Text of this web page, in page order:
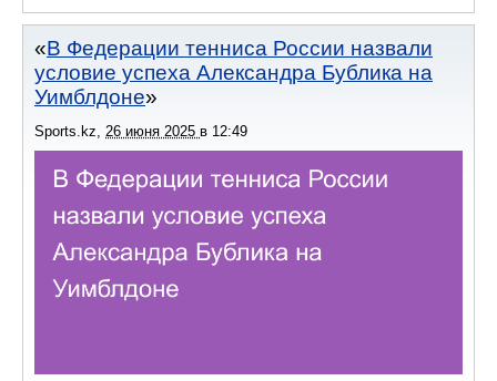
В Федерации тенниса России назвали
условие успеха Александра Бублика на
Уимблдоне
Sports.kz 26 июня 2025 в 12:49